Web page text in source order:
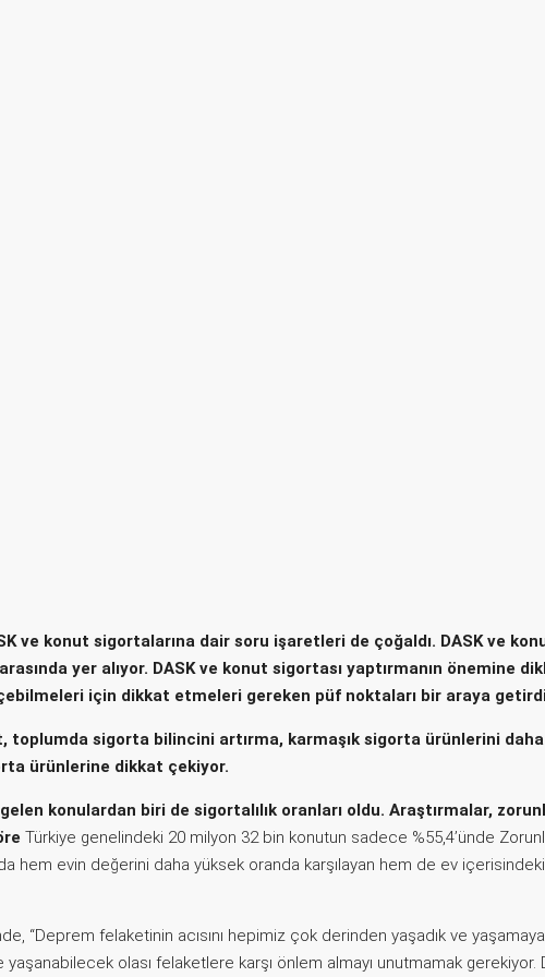
ve konut sigortalarına dair soru işaretleri de çoğaldı. DASK ve
yer alıyor. DASK ve konut sigortası yaptırmanın önemine
için dikkat etmeleri gereken püf noktaları bir araya
sigorta bilincini artırma, karmaşık sigorta ürünlerini daha
ürünlerine dikkat çekiyor.
konulardan biri de sigortalılık oranları oldu. Araştırmalar,
Türkiye genelindeki 20 milyon 32 bin konutun sadece %55,4’ünde
hem evin değerini daha yüksek oranda karşılayan hem de ev
“Deprem felaketinin acısını hepimiz çok derinden yaşadık ve
olası felaketlere karşı önlem almayı unutmamak